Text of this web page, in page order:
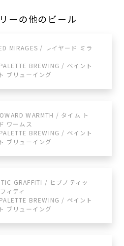
ーの他のビール
MIRAGES / レイヤード ミラ
BREWING / ペイント
ブリューイング
WARMTH / タイム ト
ワームス
BREWING / ペイント
ブリューイング
GRAFFITI / ヒプノティッ
ィティ
BREWING / ペイント
ブリューイング